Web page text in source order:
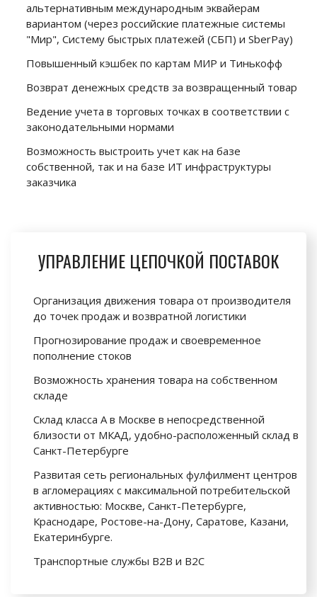
альтернативным международным эквайерам
вариантом (через российские платежные системы
"Мир", Систему быстрых платежей (СБП) и SberPay)
Повышенный кэшбек по картам МИР и Тинькофф
Возврат денежных средств за возвращенный товар
Ведение учета в торговых точках в соответствии с
законодательными нормами
Возможность выстроить учет как на базе
собственной, так и на базе ИТ инфраструктуры
заказчика
УПРАВЛЕНИЕ ЦЕПОЧКОЙ ПОСТАВОК
Организация движения товара от производителя
до точек продаж и возвратной логистики
Прогнозирование продаж и своевременное
пополнение стоков
Возможность хранения товара на собственном
складе
Склад класса А в Москве в непосредственной
близости от МКАД, удобно-расположенный склад в
Санкт-Петербурге
Развитая сеть региональных фулфилмент центров
в агломерациях с максимальной потребительской
активностью: Москве, Санкт-Петербурге,
Краснодаре, Ростове-на-Дону, Саратове, Казани,
Екатеринбурге.
Транспортные службы B2B и B2C